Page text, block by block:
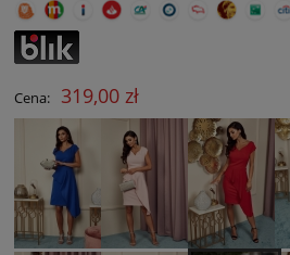
Cena: 319,00 zł